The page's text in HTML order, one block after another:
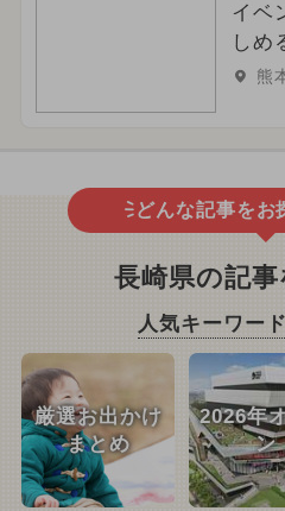
イベ
しめ
熊
どんな記事をお
長崎県の記
人気キーワー
厳選お出かけ
まとめ
2026年
ン